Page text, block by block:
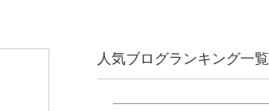
人気ブログランキング一覧